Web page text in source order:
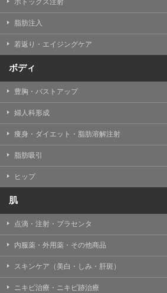
ボトックス注射
脂肪注入
若返り・エイジングケア
ボディ
豊胸・バストアップ
婦人科形成
痩身・ダイエット・脂肪溶解注射
脂肪吸引
ヒップ
肌
点滴・注射・プラセンタ
内服薬・外用薬・その他商品
スキンケア（美白・しみ・肝斑）
ニキビ治療・ニキビ跡治療